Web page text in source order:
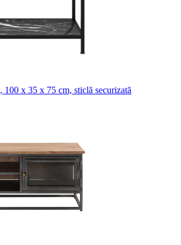
100 x 35 x 75 cm, sticlă securizată